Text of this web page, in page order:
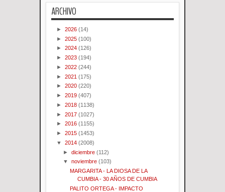
ARCHIVO
► 2026 (14)
► 2025 (100)
► 2024 (126)
► 2023 (194)
► 2022 (244)
► 2021 (175)
► 2020 (220)
► 2019 (407)
► 2018 (1138)
► 2017 (1027)
► 2016 (1155)
► 2015 (1453)
▼ 2014 (2008)
►diciembre (112)
▼noviembre (103)
MARGARITA - LA DIOSA DE LA
CUMBIA - 30 AÑOS DE CUMBIA
PALITO ORTEGA - IMPACTO